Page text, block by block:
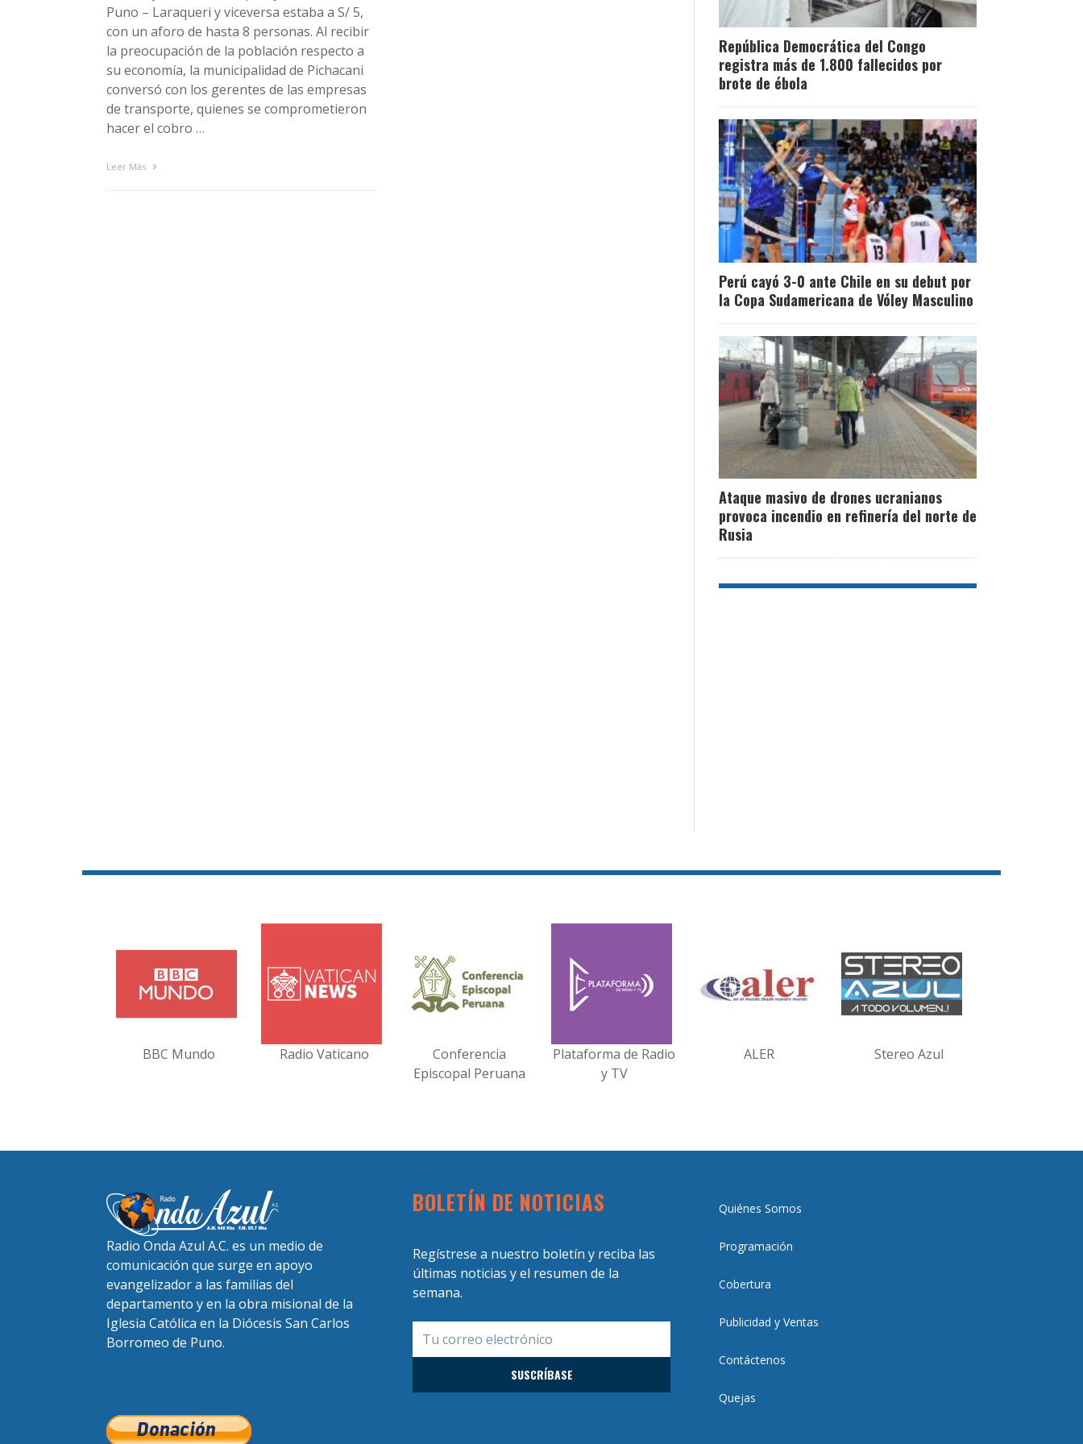
Puno – Laraqueri y viceversa estaba a S/ 5,
con un aforo de hasta 8 personas. Al recibir
la preocupación de la población respecto a
su economía, la municipalidad de Pichacani
conversó con los gerentes de las empresas
de transporte, quienes se comprometieron
hacer el cobro …
Leer Más
República Democrática del Congo
registra más de 1.800 fallecidos por
brote de ébola
Perú cayó 3-0 ante Chile en su debut por
la Copa Sudamericana de Vóley Masculino
Ataque masivo de drones ucranianos
provoca incendio en refinería del norte de
Rusia
BBC Mundo Radio Vaticano
Conferencia
Episcopal Peruana
Plataforma de Radio
y TV
ALER Stereo Azul
Radio Onda Azul A.C. es un medio de
comunicación que surge en apoyo
evangelizador a las familias del
departamento y en la obra misional de la
Iglesia Católica en la Diócesis San Carlos
Borromeo de Puno.
BOLETÍN DE NOTICIAS
Regístrese a nuestro boletín y reciba las
últimas noticias y el resumen de la
semana.
Quiénes Somos
Programación
Cobertura
Publicidad y Ventas
Contáctenos
Quejas